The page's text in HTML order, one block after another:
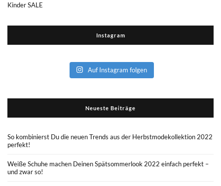
Kinder SALE
Instagram
Auf Instagram folgen
Neueste Beiträge
So kombinierst Du die neuen Trends aus der Herbstmodekollektion 2022
perfekt!
Weiße Schuhe machen Deinen Spätsommerlook 2022 einfach perfekt –
und zwar so!